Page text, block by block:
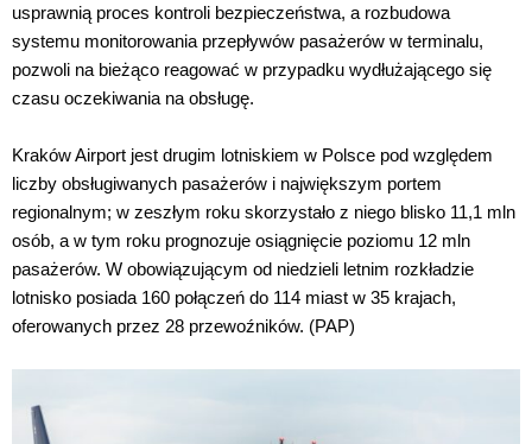
usprawnią proces kontroli bezpieczeństwa, a rozbudowa
systemu monitorowania przepływów pasażerów w terminalu,
pozwoli na bieżąco reagować w przypadku wydłużającego się
czasu oczekiwania na obsługę.
Kraków Airport jest drugim lotniskiem w Polsce pod względem
liczby obsługiwanych pasażerów i największym portem
regionalnym; w zeszłym roku skorzystało z niego blisko 11,1 mln
osób, a w tym roku prognozuje osiągnięcie poziomu 12 mln
pasażerów. W obowiązującym od niedzieli letnim rozkładzie
lotnisko posiada 160 połączeń do 114 miast w 35 krajach,
oferowanych przez 28 przewoźników. (PAP)